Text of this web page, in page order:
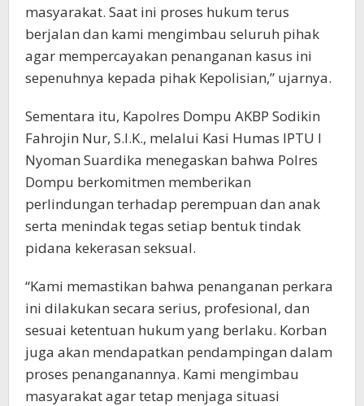
masyarakat. Saat ini proses hukum terus
berjalan dan kami mengimbau seluruh pihak
agar mempercayakan penanganan kasus ini
sepenuhnya kepada pihak Kepolisian,” ujarnya.
Sementara itu, Kapolres Dompu AKBP Sodikin
Fahrojin Nur, S.I.K., melalui Kasi Humas IPTU I
Nyoman Suardika menegaskan bahwa Polres
Dompu berkomitmen memberikan
perlindungan terhadap perempuan dan anak
serta menindak tegas setiap bentuk tindak
pidana kekerasan seksual.
“Kami memastikan bahwa penanganan perkara
ini dilakukan secara serius, profesional, dan
sesuai ketentuan hukum yang berlaku. Korban
juga akan mendapatkan pendampingan dalam
proses penanganannya. Kami mengimbau
masyarakat agar tetap menjaga situasi